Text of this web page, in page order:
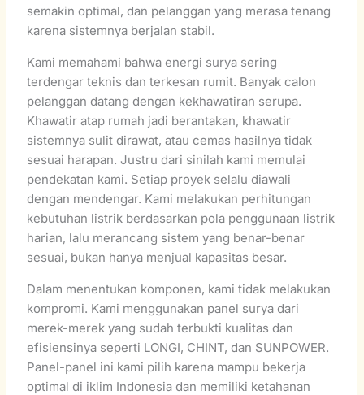
semakin optimal, dan pelanggan yang merasa tenang
karena sistemnya berjalan stabil.
Kami memahami bahwa energi surya sering
terdengar teknis dan terkesan rumit. Banyak calon
pelanggan datang dengan kekhawatiran serupa.
Khawatir atap rumah jadi berantakan, khawatir
sistemnya sulit dirawat, atau cemas hasilnya tidak
sesuai harapan. Justru dari sinilah kami memulai
pendekatan kami. Setiap proyek selalu diawali
dengan mendengar. Kami melakukan perhitungan
kebutuhan listrik berdasarkan pola penggunaan listrik
harian, lalu merancang sistem yang benar-benar
sesuai, bukan hanya menjual kapasitas besar.
Dalam menentukan komponen, kami tidak melakukan
kompromi. Kami menggunakan panel surya dari
merek-merek yang sudah terbukti kualitas dan
efisiensinya seperti LONGI, CHINT, dan SUNPOWER.
Panel-panel ini kami pilih karena mampu bekerja
optimal di iklim Indonesia dan memiliki ketahanan